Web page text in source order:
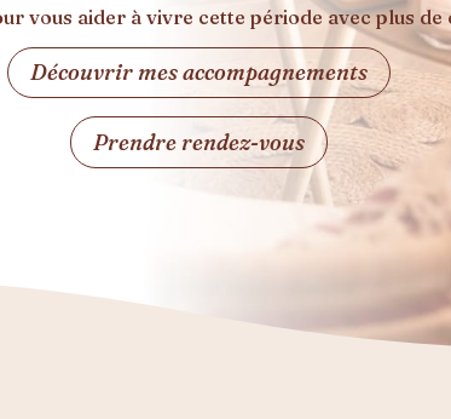
vous aider à vivre cette période avec plus
Découvrir mes accompagnements
Prendre rendez-vous